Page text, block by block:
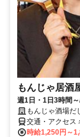
もんじゃ居酒
週1日・1日3時間
もんじゃ酒場
交通・アクセス
時給1,250円～